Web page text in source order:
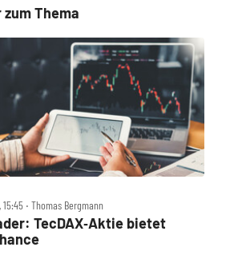
zum Thema
15:45 ‧ Thomas Bergmann
TecDAX‑Aktie bietet